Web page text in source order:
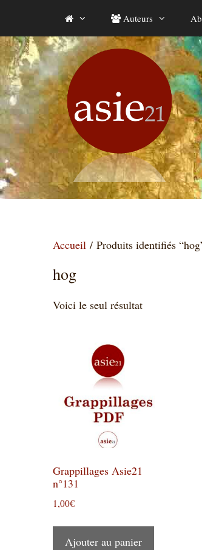
contenu
Auteurs
Accueil / Produits identifiés
hog
Voici le seul résultat
Grappillages Asie21
n°131
1,00€
Ajouter au panier